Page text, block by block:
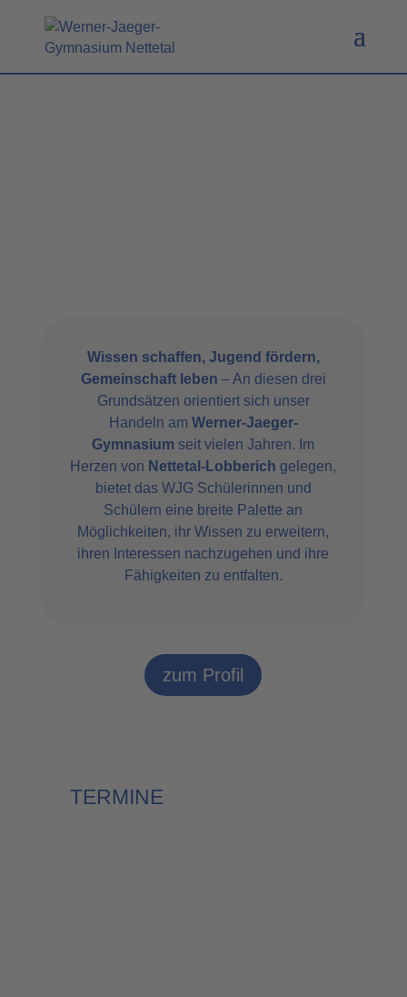
Wissen schaffen, Jugend fördern,
Gemeinschaft leben – An diesen drei
Grundsätzen orientiert sich unser
Handeln am Werner-Jaeger-
Gymnasium seit vielen Jahren. Im
Herzen von Nettetal-Lobberich gelegen,
bietet das WJG Schülerinnen und
Schülern eine breite Palette an
Möglichkeiten, ihr Wissen zu erweitern,
ihren Interessen nachzugehen und ihre
Fähigkeiten zu entfalten.
zum Profil
TERMINE